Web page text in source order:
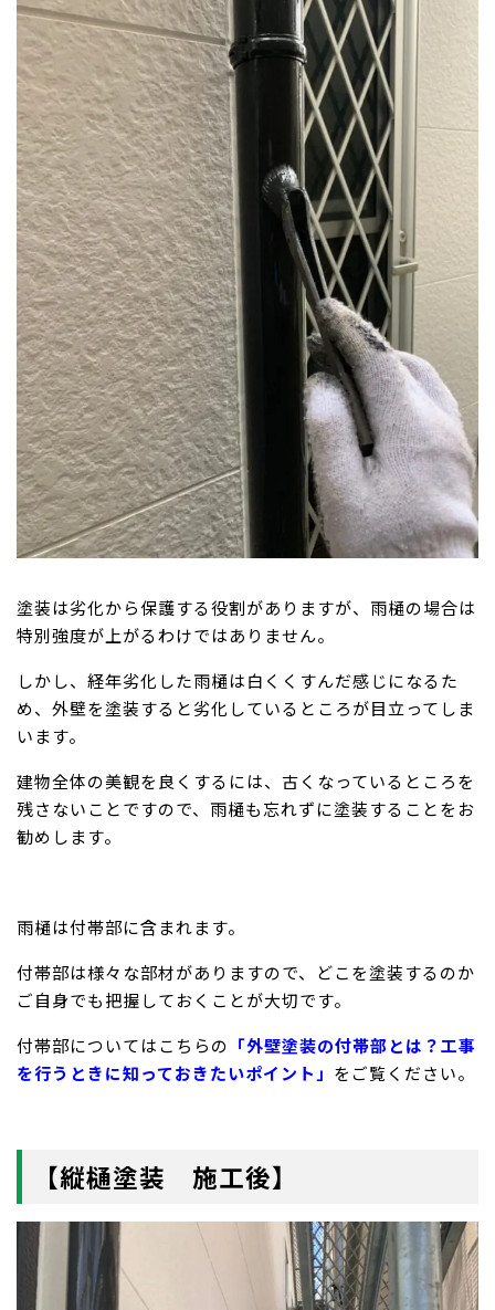
塗装は劣化から保護する役割がありますが、雨樋の場合は
特別強度が上がるわけではありません。
しかし、経年劣化した雨樋は白くくすんだ感じになるた
め、外壁を塗装すると劣化しているところが目立ってしま
います。
建物全体の美観を良くするには、古くなっているところを
残さないことですので、雨樋も忘れずに塗装することをお
勧めします。
雨樋は付帯部に含まれます。
付帯部は様々な部材がありますので、どこを塗装するのか
ご自身でも把握しておくことが大切です。
付帯部についてはこちらの 「外壁塗装の付帯部とは？工事
を行うときに知っておきたいポイント」 をご覧ください。
【縦樋塗装 施工後】